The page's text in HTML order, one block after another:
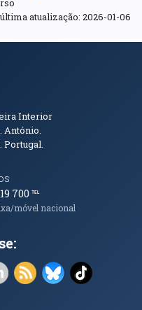
atualização: 2026-01-06
Interior
António.
Portugal.
700℡
móvel nacional
janela)
janela)em nova janela)
(abre em nova janela)
LinkedIn (abre em nova
RSS (abre em nova
Bluesky (abre
TikTok